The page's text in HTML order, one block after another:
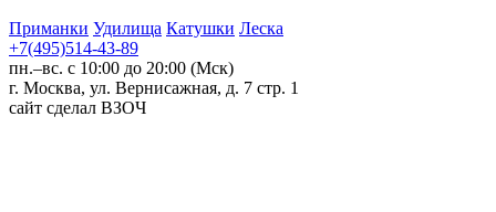
Приманки Удилища Катушки Леска
+7(495)514-43-89
пн.–вс. с 10:00 до 20:00 (Мск)
г. Москва, ул. Вернисажная, д. 7 стр. 1
сайт сделал ВЗОЧ